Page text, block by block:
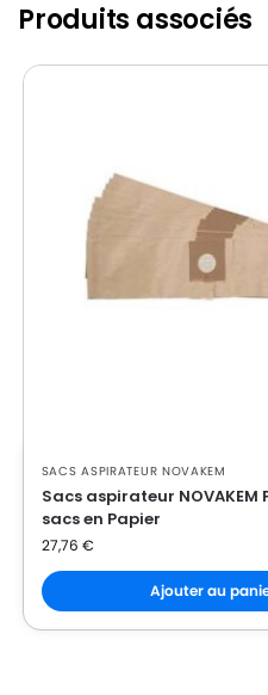
Produits associés
SACS ASPIRATEUR NOVAKEM
Sacs aspirateur NOVAKEM
sacs en Papier
27,76 €
Ajouter au